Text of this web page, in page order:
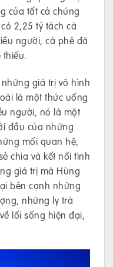
của tất cả chúng
2,25 tỷ tách cà
người, cà phê đã
giá trị vô hình
là một thức uống
người, nó là một
đầu của những
mối quan hệ,
chia và kết nối tình
giá trị mà Hùng
bên cạnh những
những ly trà
lối sống hiện đại,